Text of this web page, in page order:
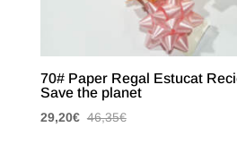
70# Paper Regal Estucat
Save the planet
29,20€ 46,35€